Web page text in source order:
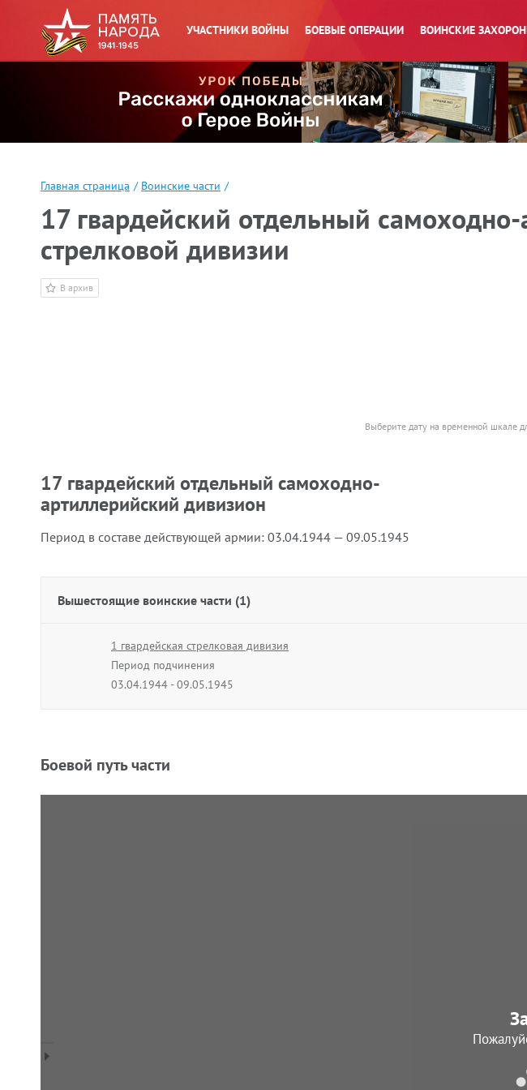
УЧАСТНИКИ ВОЙНЫ БОЕВЫЕ ОПЕРАЦИИ ВОИНСКИЕ
Главная страница / Воинские части /
17 гвардейский отдельный
стрелковой дивизии
В архив
Выберите дату на временной шкале
17 гвардейский отдельный самоходно-
артиллерийский дивизион
Период в составе действующей армии: 03.04.1944 — 09.05.1945
Вышестоящие воинские части (1)
1 гвардейская стрелковая дивизия
Период подчинения
03.04.1944 - 09.05.1945
Боевой путь части